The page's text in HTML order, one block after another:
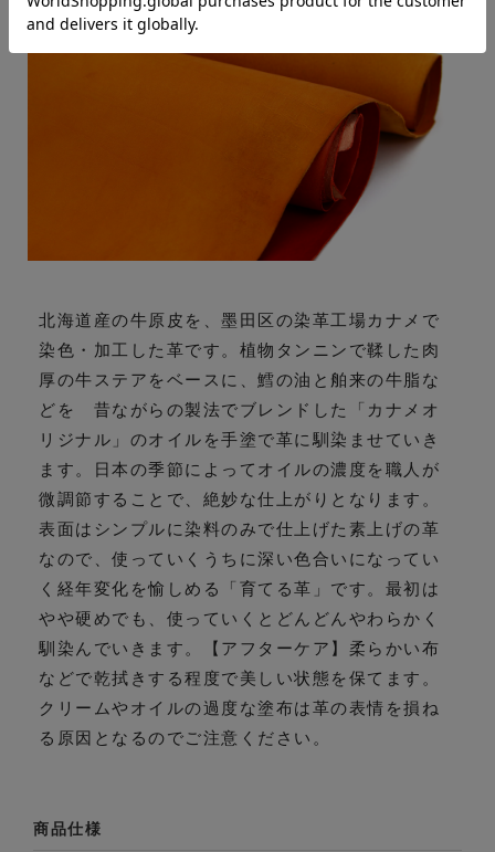
素材について
北海道産の牛原皮を、墨田区の染革工場カナメで
染色・加工した革です。植物タンニンで鞣した肉
厚の牛ステアをベースに、鱈の油と舶来の牛脂な
どを 昔ながらの製法でブレンドした「カナメオ
リジナル」のオイルを手塗で革に馴染ませていき
ます。日本の季節によってオイルの濃度を職人が
微調節することで、絶妙な仕上がりとなります。
表面はシンプルに染料のみで仕上げた素上げの革
なので、使っていくうちに深い色合いになってい
く経年変化を愉しめる「育てる革」です。最初は
やや硬めでも、使っていくとどんどんやわらかく
馴染んでいきます。【アフターケア】柔らかい布
などで乾拭きする程度で美しい状態を保てます。
クリームやオイルの過度な塗布は革の表情を損ね
る原因となるのでご注意ください。
商品仕様